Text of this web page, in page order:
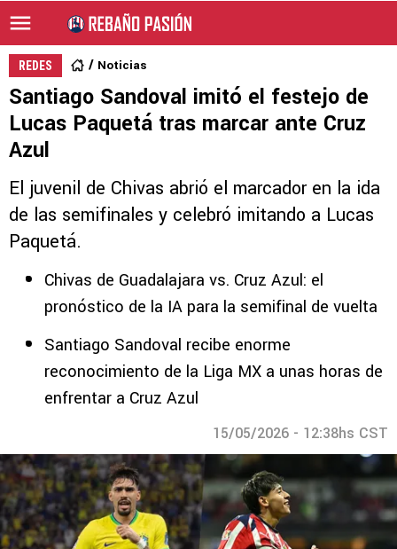
REDES Noticias
Santiago Sandoval imitó el festejo de
Lucas Paquetá tras marcar ante Cruz
Azul
El juvenil de Chivas abrió el marcador en la ida
de las semifinales y celebró imitando a Lucas
Paquetá.
Chivas de Guadalajara vs. Cruz Azul: el
pronóstico de la IA para la semifinal de vuelta
Santiago Sandoval recibe enorme
reconocimiento de la Liga MX a unas horas de
enfrentar a Cruz Azul
15/05/2026 - 12:38hs CST